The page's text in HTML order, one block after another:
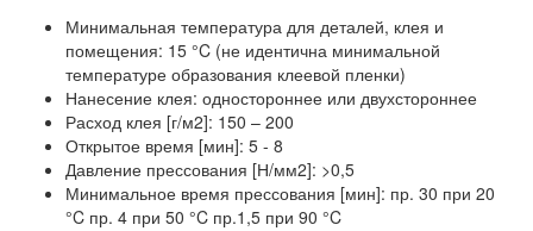
Минимальная температура для деталей, клея и
помещения: 15 °C (не идентична минимальной
температуре образования клеевой пленки)
Нанесение клея: одностороннее или двухстороннее
Расход клея [г/м2]: 150 – 200
Открытое время [мин]: 5 - 8
Давление прессования [Н/мм2]: >0,5
Минимальное время прессования [мин]: пр. 30 при 20
°C пр. 4 при 50 °C пр.1,5 при 90 °C